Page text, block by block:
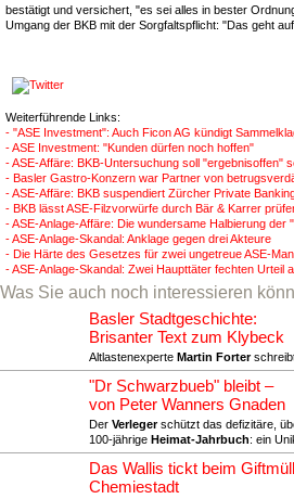
bestätigt und versichert, "es sei alles in bester
Umgang der BKB mit der Sorgfaltspflicht: "Das geht
Weiterführende Links:
- "ASE Investment": Auch Ficon AG kündigt
- ASE Investment: "Kunden dürfen noch hoffen"
- ASE-Affäre: BKB-Untersuchung soll "ergebnisoffen"
- Basler Gastro-Konzern war Partner von
- ASE-Affäre: BKB suspendiert Zürcher Private
- BKB lässt ASE-Filzvorwürfe durch Bär & Karrer
- ASE-Anlage-Affäre: Die wundersame Halbierung der
- ASE-Anlage-Skandal: Anklage gegen drei Akteure
- Die Härte des Gesetzes für zwei ungetreue ASE-
- ASE-Anlage-Skandal: Zwei Haupttäter fechten Urteil
Was Sie auch noch interessieren
Basler Stadtgeschichte:
Brisanter Text zum Klybeck
Altlastenexperte Martin Forter
"Dr Schwarzbueb" bleibt –
von Peter Wanners Gnaden
Der Verlegerschützt das defizitäre,
100-jährige Heimat-Jahrbuch: ein
Das Wallis tickt beim
Chemiestadt